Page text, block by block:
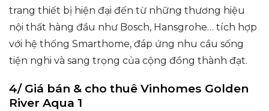
trang thiết bị hiện đại đến từ những thương hiệu
nội thất hàng đầu như Bosch, Hansgrohe… tích hợp
với hệ thống Smarthome, đáp ứng nhu cầu sống
tiện nghi và sang trọng của cộng đồng thành đạt.
4/ Giá bán & cho thuê Vinhomes Golden
River Aqua 1